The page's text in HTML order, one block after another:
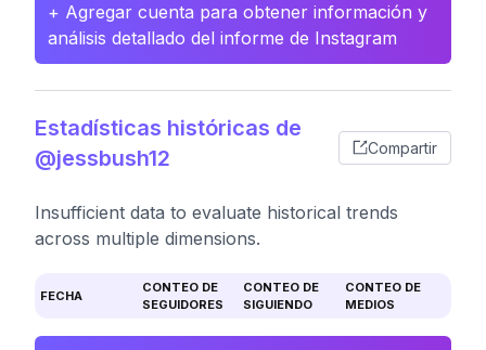
+ Agregar cuenta para obtener información y
análisis detallado del informe de Instagram
Estadísticas históricas de
@jessbush12
Compartir
Insufficient data to evaluate historical trends
across multiple dimensions.
FECHA
CONTEO DE
SEGUIDORES
CONTEO DE
SIGUIENDO
CONTEO DE
MEDIOS